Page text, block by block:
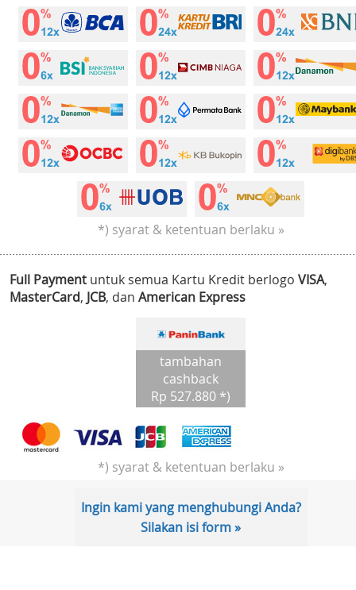
*) syarat & ketentuan berlaku »
Full Payment untuk semua Kartu Kredit berlogo VISA,
MasterCard, JCB, dan American Express
tambahan
cashback
Rp 527.880 *)
*) syarat & ketentuan berlaku »
Ingin kami yang menghubungi Anda?
Silakan isi form »